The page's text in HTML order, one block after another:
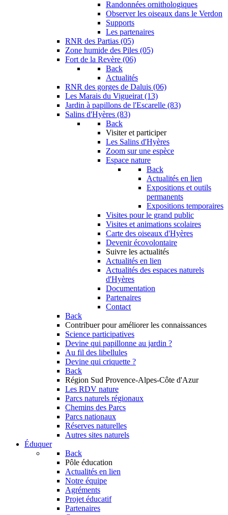
Randonnées ornithologiques
Observer les oiseaux dans le Verdon
Supports
Les partenaires
RNR des Partias (05)
Zone humide des Piles (05)
Fort de la Revère (06)
Back
Actualités
RNR des gorges de Daluis (06)
Les Marais du Vigueirat (13)
Jardin à papillons de l'Escarelle (83)
Salins d'Hyères (83)
Back
Visiter et participer
Les Salins d'Hyères
Zoom sur une espèce
Espace nature
Back
Actualités en lien
Expositions et outils
permanents
Expositions temporaires
Visites pour le grand public
Visites et animations scolaires
Carte des oiseaux d'Hyères
Devenir écovolontaire
Suivre les actualités
Actualités en lien
Actualités des espaces naturels
d'Hyères
Documentation
Partenaires
Contact
Back
Contribuer pour améliorer les connaissances
Science participatives
Devine qui papillonne au jardin ?
Au fil des libellules
Devine qui criquette ?
Back
Région Sud Provence-Alpes-Côte d'Azur
Les RDV nature
Parcs naturels régionaux
Chemins des Parcs
Parcs nationaux
Réserves naturelles
Autres sites naturels
Éduquer
Back
Pôle éducation
Actualités en lien
Notre équipe
Agréments
Projet éducatif
Partenaires